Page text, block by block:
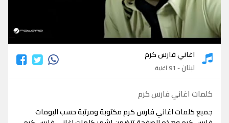
كلمات اغاني فارس كرم
اغاني فارس كرم
لبنان- 91 اغنية
كلمات اغاني فارس كرم
جميع كلمات اغاني فارس كرم مكتوبة ومرتبة حسب البومات